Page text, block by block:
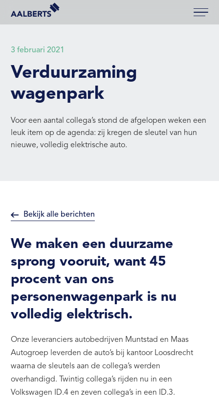
Aalberts Bouw, terug naar de homepagina
3 februari 2021
Verduurzaming
wagenpark
Voor een aantal collega’s stond de afgelopen weken een
leuk item op de agenda: zij kregen de sleutel van hun
nieuwe, volledig elektrische auto.
Bekijk alle berichten
We maken een duurzame
sprong vooruit, want 45
procent van ons
personenwagenpark is nu
volledig elektrisch.
Onze leveranciers autobedrijven Muntstad en Maas
Autogroep leverden de auto’s bij kantoor Loosdrecht
waarna de sleutels aan de collega’s werden
overhandigd. Twintig collega’s rijden nu in een
Volkswagen ID.4 en zeven collega’s in een ID.3.